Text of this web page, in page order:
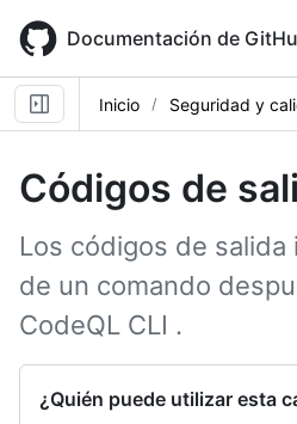
main
content
Documentación de
Inicio Seguridad y
Códigos de
Los códigos de
de un comando
CodeQL CLI .
¿Quién puede utilizar esta